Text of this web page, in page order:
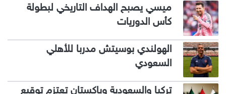
ميسي يصبح الهداف التاريخي لبطولة
كأس الدوريات
الهولندي بوسيتش مدربا للأهلي
السعودي
تركيا والسعودية وباكستان تعتزم توقيع